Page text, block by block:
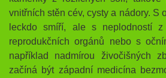
vnitřních stěn cév, cysty a nádory. S
leckdo smíří, ale s neplodností z
reprodukčních orgánů nebo s
například nadmírou živočišných
začíná být západní medicína